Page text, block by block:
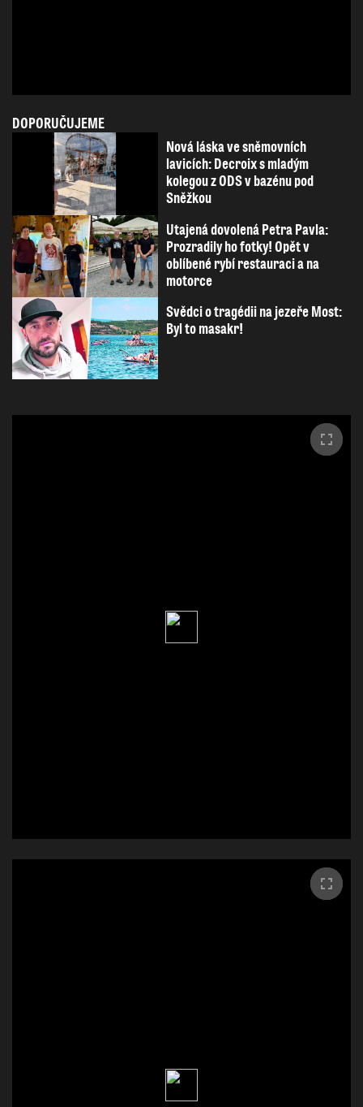
DOPORUČUJEME
Nová láska ve sněmovních
lavicích: Decroix s mladým
kolegou z ODS v bazénu pod
Sněžkou
Utajená dovolená Petra Pavla:
Prozradily ho fotky! Opět v
oblíbené rybí restauraci a na
motorce
Svědci o tragédii na jezeře Most:
Byl to masakr!